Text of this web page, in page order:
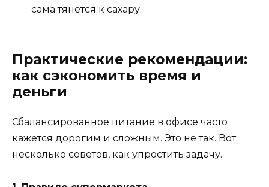
сама тянется к сахару.
Практические рекомендации:
как сэкономить время и
деньги
Сбалансированное питание в офисе часто
кажется дорогим и сложным. Это не так. Вот
несколько советов, как упростить задачу.